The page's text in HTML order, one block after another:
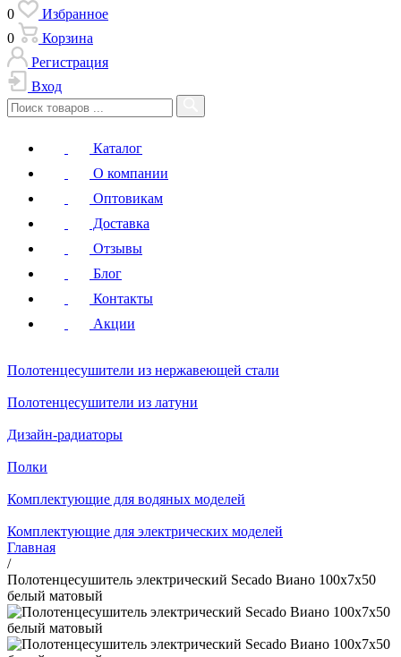
0
Избранное
0
Корзина
Регистрация
Вход
Каталог
О компании
Оптовикам
Доставка
Отзывы
Блог
Контакты
Акции
Полотенцесушители из нержавеющей стали
Полотенцесушители из латуни
Дизайн-радиаторы
Полки
Комплектующие для водяных моделей
Комплектующие для электрических моделей
Главная
/
Полотенцесушитель электрический Secado Виано 100x7x50
белый матовый